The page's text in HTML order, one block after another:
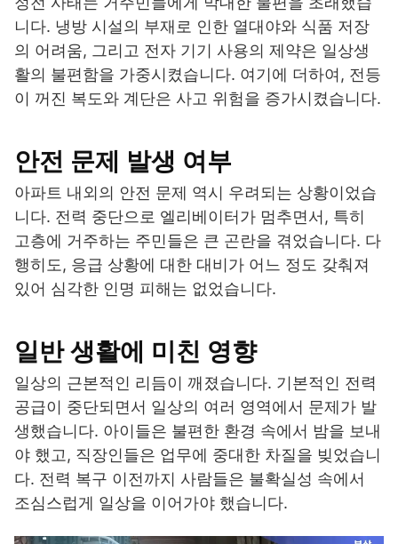
니다. 냉방 시설의 부재로 인한 열대야와 식품 저장
의 어려움, 그리고 전자 기기 사용의 제약은 일상생
활의 불편함을 가중시켰습니다. 여기에 더하여, 전등
이 꺼진 복도와 계단은 사고 위험을 증가시켰습니다.
안전 문제 발생 여부
아파트 내외의 안전 문제 역시 우려되는 상황이었습
니다. 전력 중단으로 엘리베이터가 멈추면서, 특히
고층에 거주하는 주민들은 큰 곤란을 겪었습니다. 다
행히도, 응급 상황에 대한 대비가 어느 정도 갖춰져
있어 심각한 인명 피해는 없었습니다.
일반 생활에 미친 영향
일상의 근본적인 리듬이 깨졌습니다. 기본적인 전력
공급이 중단되면서 일상의 여러 영역에서 문제가 발
생했습니다. 아이들은 불편한 환경 속에서 밤을 보내
야 했고, 직장인들은 업무에 중대한 차질을 빚었습니
다. 전력 복구 이전까지 사람들은 불확실성 속에서
조심스럽게 일상을 이어가야 했습니다.